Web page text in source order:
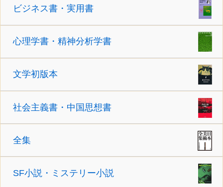
ビジネス書・実用書
心理学書・精神分析学書
文学初版本
社会主義書・中国思想書
全集
SF小説・ミステリー小説